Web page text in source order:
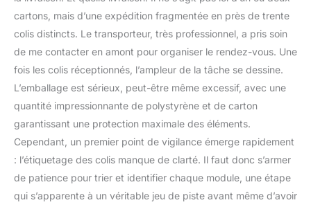
Les meubles bas ont une
profondeur de 46 cm.
Niche pour four :
56,8x59,4x55 cm. Niche
pour micro-ondes :
56,8x45x55 cm.
MATÉRIAU : Les façades
de la cuisine sont en
MDF. Le corps est
particules de 16 mm avec
revêtement en résine
mélaminée. Le plan de
travail est en panneau de
cartons, mais d’une expédition fragmentée en près de trente
colis distincts. Le transporteur, très professionnel, a pris soin
de me contacter en amont pour organiser le rendez-vous. Une
fois les colis réceptionnés, l’ampleur de la tâche se dessine.
L’emballage est sérieux, peut-être même excessif, avec une
quantité impressionnante de polystyrène et de carton
garantissant une protection maximale des éléments.
Cependant, un premier point de vigilance émerge rapidement
: l’étiquetage des colis manque de clarté. Il faut donc s’armer
de patience pour trier et identifier chaque module, une étape
qui s’apparente à un véritable jeu de piste avant même d’avoir